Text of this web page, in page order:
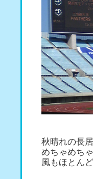
秋晴れの長
めちゃめち
風もほとん